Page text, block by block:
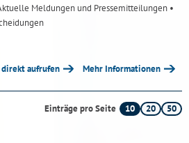
Meldungen und Pressemitteilungen •
aufrufen Mehr Informationen
Einträge pro Seite 10 20 50